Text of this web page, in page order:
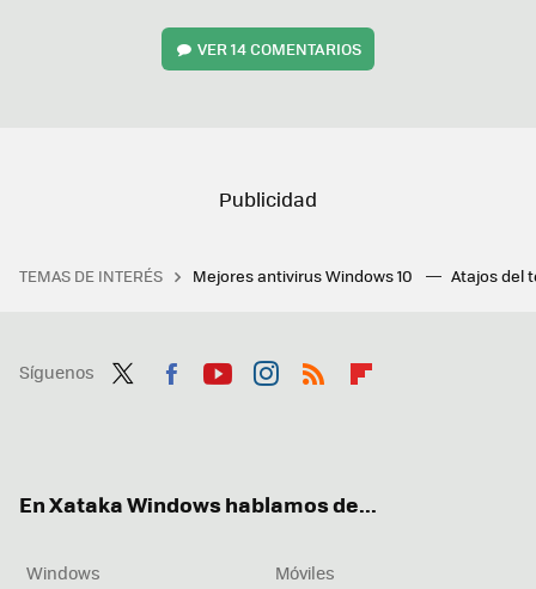
VER14 COMENTARIOS
TEMAS DE INTERÉS Mejores antivirus Windows 10 Atajos del
Síguenos
En Xataka Windows hablamos de...
Windows
Móviles